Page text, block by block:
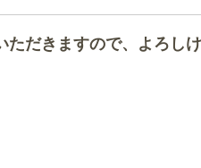
だきますので、よろし